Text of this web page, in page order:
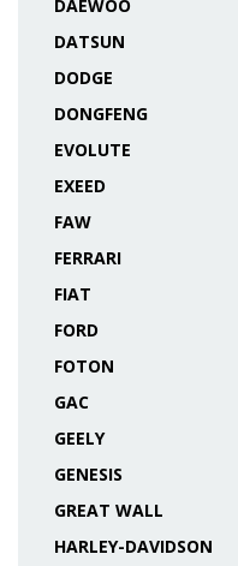
DAEWOO
DATSUN
DODGE
DONGFENG
EVOLUTE
EXEED
FAW
FERRARI
FIAT
FORD
FOTON
GAC
GEELY
GENESIS
GREAT WALL
HARLEY-DAVIDSON